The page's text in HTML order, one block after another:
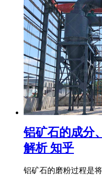
铝矿石的成分
解析 知乎
铝矿石的磨粉过程是